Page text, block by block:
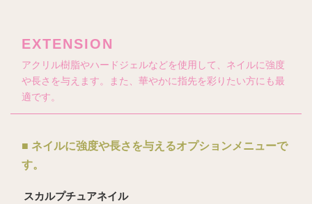
EXTENSION
アクリル樹脂やハードジェルなどを使用して、ネイルに強度
や長さを与えます。また、華やかに指先を彩りたい方にも最
適です。
■ ネイルに強度や長さを与えるオプションメニューで
す。
スカルプチュアネイル